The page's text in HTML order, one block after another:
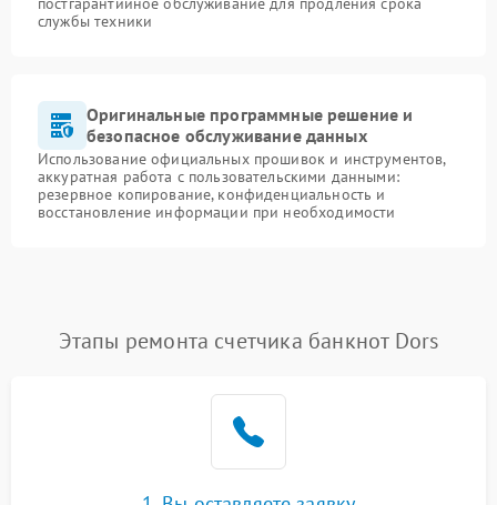
службы техники
Оригинальные программные решение и
безопасное обслуживание данных
Использование официальных прошивок и инструментов,
аккуратная работа с пользовательскими данными:
резервное копирование, конфиденциальность и
восстановление информации при необходимости
Этапы ремонта счетчика банкнот Dors